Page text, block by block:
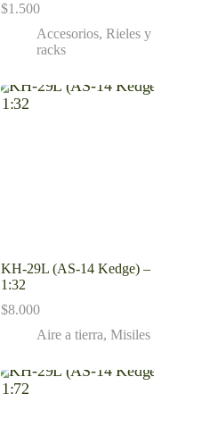
$1.500
Accesorios,Rieles y
racks
KH-29L (AS-14 Kedge) –
1:32
$8.000
Aire a tierra,Misiles